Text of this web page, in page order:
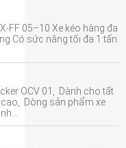
FF 05–10 Xe kéo hàng đa
Có sức nâng tối đa 1 tấn
OCV 01, Dành cho tất
Dòng sản phẩm xe